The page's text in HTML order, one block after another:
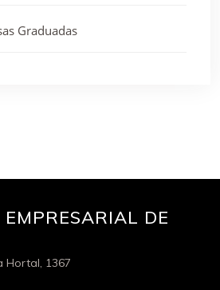
Graduadas
DE
Hortal, 1367